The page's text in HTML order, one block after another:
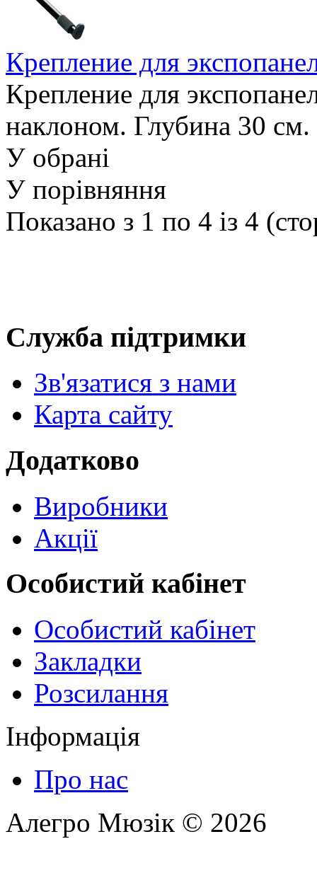
Крепление для
Крепление для
наклоном. Глубина 30 см.
У обрані
У порівняння
Показано з 1 по 4 із 4
Служба підтримки
Зв'язатися з нами
Карта сайту
Додатково
Виробники
Акції
Особистий кабінет
Особистий кабінет
Закладки
Розсилання
Інформація
Про нас
Алегро Мюзік © 2026